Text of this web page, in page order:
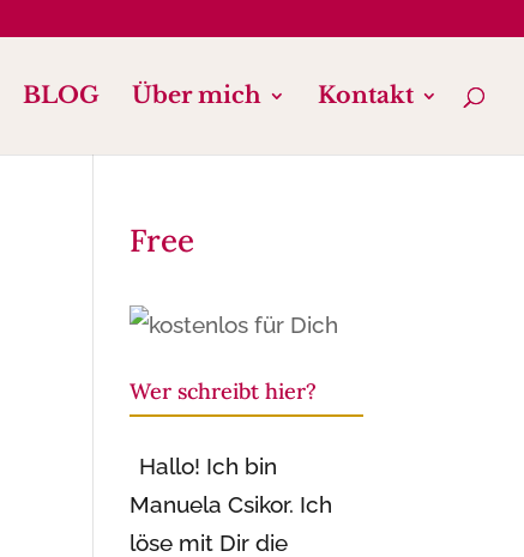
BLOG Über mich Kontakt
Free
Wer schreibt hier?
Hallo! Ich bin
Manuela Csikor. Ich
löse mit Dir die